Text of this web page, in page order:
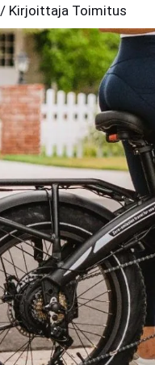
/ Kirjoittaja Toimitus